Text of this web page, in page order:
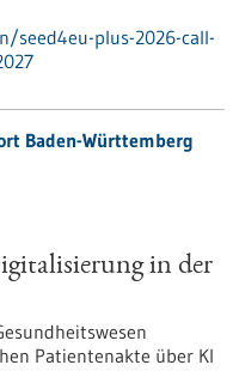
seed4eu-plus-2026-call-
Baden-Württemberg
in der
Patientenakte über KI